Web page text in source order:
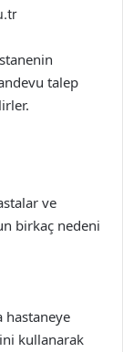
talep
ve
birkaç nedeni
hastaneye
kullanarak